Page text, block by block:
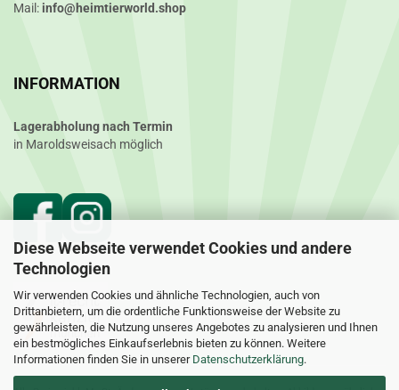
Diese Webseite verwendet Cookies und andere
Technologien
Wir verwenden Cookies und ähnliche Technologien, auch von
Drittanbietern, um die ordentliche Funktionsweise der Website zu
gewährleisten, die Nutzung unseres Angebotes zu analysieren und Ihnen
ein bestmögliches Einkaufserlebnis bieten zu können. Weitere
Informationen finden Sie in unserer Datenschutzerklärung.
Mail: info@heimtierworld.shop
INFORMATION
Lagerabholung nach Termin
in Maroldsweisach möglich